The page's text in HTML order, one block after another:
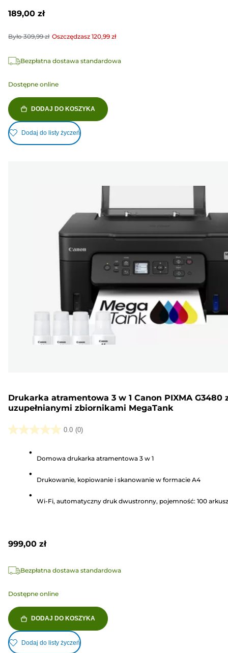
189,00 zł
Było309,99 zł Oszczędzasz 120,99 zł
Bezpłatna dostawa standardowa
Dostępne online
DODAJ DO KOSZYKA
Dodaj do listy życzeń
Drukarka atramentowa 3 w 1 Canon PIXMA G3480
uzupełnianymi zbiornikami MegaTank
0.0 (0)
0.0
gwiazdek.
Domowa drukarka atramentowa 3 w 1
Drukowanie, kopiowanie i skanowanie w formacie A4
Wi-Fi, automatyczny druk dwustronny, pojemność: 100
999,00 zł
Bezpłatna dostawa standardowa
Dostępne online
DODAJ DO KOSZYKA
Dodaj do listy życzeń